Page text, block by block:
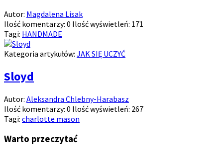
Autor: Magdalena Lisak
Ilość komentarzy: 0 Ilość wyświetleń: 171
Tagi: HANDMADE
Kategoria artykułów: JAK SIĘ UCZYĆ
Sloyd
Autor: Aleksandra Chlebny-Harabasz
Ilość komentarzy: 0 Ilość wyświetleń: 267
Tagi: charlotte mason
Warto przeczytać